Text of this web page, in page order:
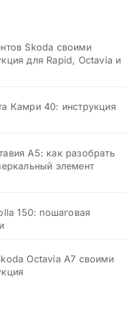
Skoda своими
для Rapid, Octavia и
Камри 40: инструкция
А5: как разобрать
элемент
150: пошаговая
Octavia A7 своими